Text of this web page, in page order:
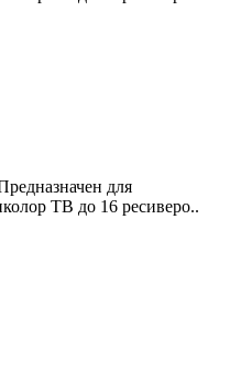
для
ТВ до 16 ресиверо..